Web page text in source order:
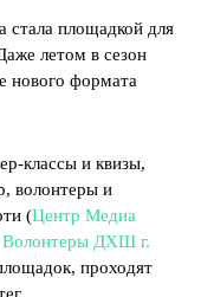
стала площадкой для
летом в сезон
нового формата
классы и квизы,
волонтеры и
(Центр Медиа
Волонтеры ДХШ г.
проходят